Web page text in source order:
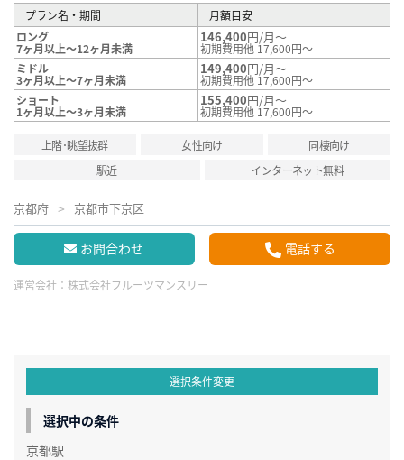
プラン名・期間
月額目安
ロング
7ヶ月以上～12ヶ月未満
146,400円/月～
初期費用他 17,600円～
ミドル
3ヶ月以上～7ヶ月未満
149,400円/月～
初期費用他 17,600円～
ショート
1ヶ月以上～3ヶ月未満
155,400円/月～
初期費用他 17,600円～
上階･眺望抜群 女性向け
同棲向け
駅近
インターネット無料
京都府 京都市下京区
お問合わせ 電話する
運営会社： 株式会社フルーツマンスリー
選択条件変更
選択中の条件
京都駅